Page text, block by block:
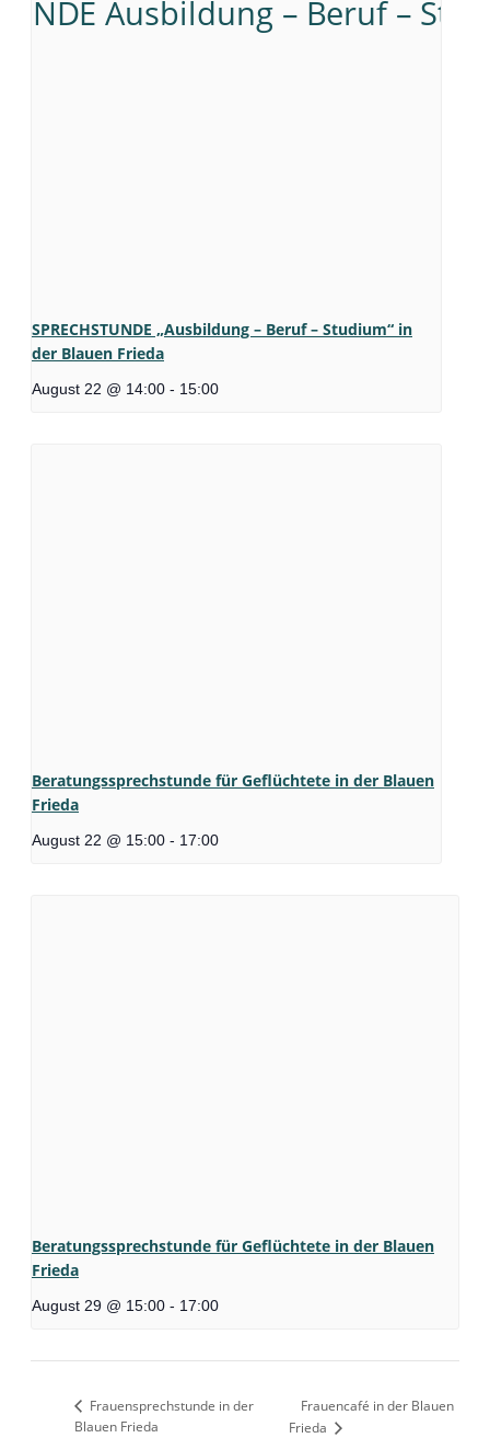
SPRECHSTUNDE „Ausbildung – Beruf – Studium“ in
der Blauen Frieda
August 22 @ 14:00 - 15:00
Beratungssprechstunde für Geflüchtete in der Blauen
Frieda
August 22 @ 15:00 - 17:00
Beratungssprechstunde für Geflüchtete in der Blauen
Frieda
August 29 @ 15:00 - 17:00
Frauensprechstunde in der
Blauen Frieda
Frauencafé in der Blauen
Frieda